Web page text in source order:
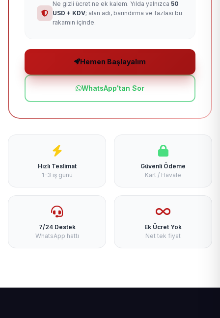
Ne gizli ücret ne ek kalem. Yılda yalnızca 50
USD + KDV; alan adı, barındırma ve fazlası bu
rakamın içinde.
Hemen Başlayalım
WhatsApp'tan Sor
Hızlı Teslimat
1-3 iş günü
Güvenli Ödeme
Kart / Havale
7/24 Destek
WhatsApp hattı
Ek Ücret Yok
Net tek fiyat